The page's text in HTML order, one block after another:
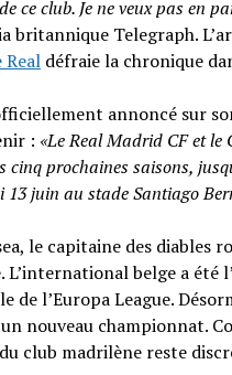
ce club. Je ne veux pas en
britannique Telegraph.
défraie la chronique
annoncé sur
: «Le Real Madrid CF et
prochaines saisons,
juin au stade Santiago
le capitaine des
L’international belge a
de l’Europa League.
nouveau championnat.
club madrilène reste